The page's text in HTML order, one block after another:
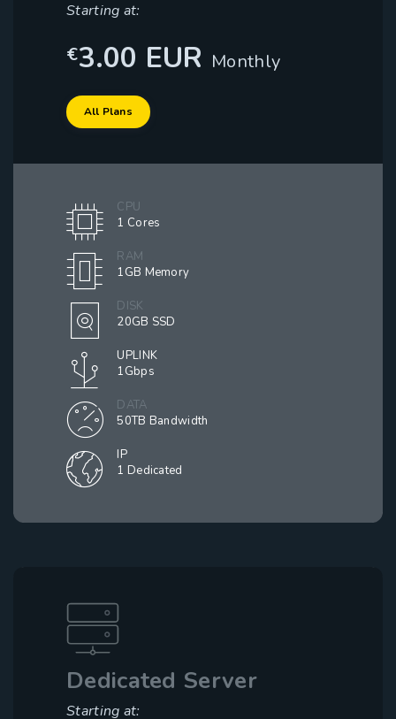
Starting at:
€3.00 EUR Monthly
All Plans
CPU
1 Cores
RAM
1GB Memory
DISK
20GB SSD
UPLINK
1Gbps
DATA
50TB Bandwidth
IP
1 Dedicated
Dedicated Server
Starting at: